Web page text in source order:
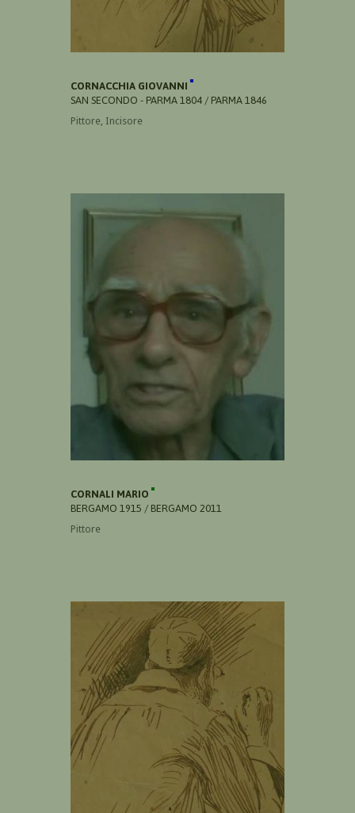
CORNACCHIA GIOVANNI
SAN SECONDO - PARMA 1804 / PARMA 1846
Pittore, Incisore
CORNALI MARIO
BERGAMO 1915 / BERGAMO 2011
Pittore